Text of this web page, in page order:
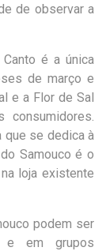
de observar a
é a única
de março e
e a Flor de Sal
que se dedica à
Samouco é o
loja existente
podem ser
e em grupos